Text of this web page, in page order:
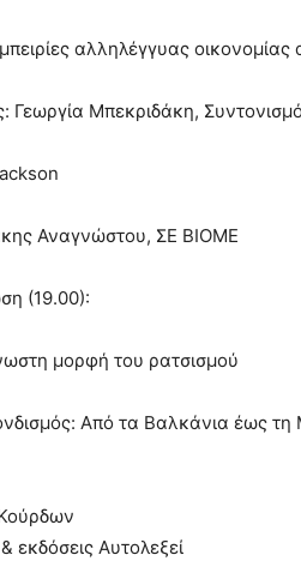
αλληλέγγυας
Γεωργία Μπεκριδάκη,
Αναγνώστου, ΣΕ ΒΙΟΜΕ
(19.00):
μορφή του ρατσισμού
Από τα Βαλκάνια έως
εκδόσεις Αυτολεξεί